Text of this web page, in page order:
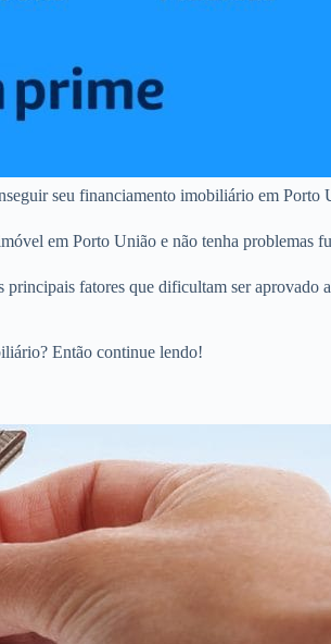
seu financiamento imobiliário em
em Porto União e não tenha problemas
fatores que dificultam ser aprovado
Então continue lendo!